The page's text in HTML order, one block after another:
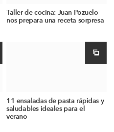
Taller de cocina: Juan Pozuelo
nos prepara una receta sorpresa
11 ensaladas de pasta rápidas y
saludables ideales para el
verano